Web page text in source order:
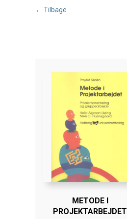
← Tilbage
METODE I
PROJEKTARBEJDET